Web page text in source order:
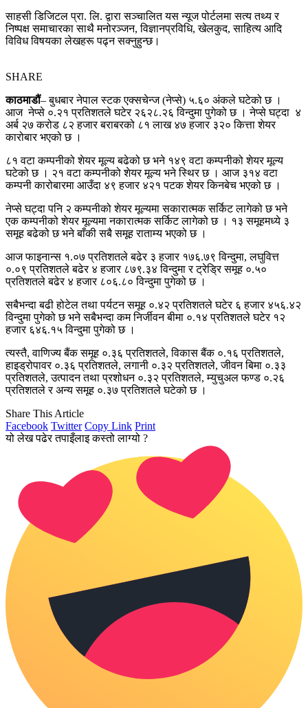
साहसी डिजिटल प्रा. लि. द्वारा सञ्चालित यस न्यूज पोर्टलमा सत्य तथ्य र
निष्पक्ष समाचारका साथै मनोरञ्जन, विज्ञानप्रविधि, खेलकुद, साहित्य आदि
विविध विषयका लेखहरू पढ्न सक्नुहुन्छ।
SHARE
काठमाडौं– बुधबार नेपाल स्टक एक्सचेन्ज (नेप्से) ५.६० अंकले घटेको छ ।
आज नेप्से ०.२१ प्रतिशतले घटेर २६२८.२६ विन्दुमा पुगेको छ । नेप्से घट्दा ४
अर्ब २७ करोड ८२ हजार बराबरको ८१ लाख ४७ हजार ३२० कित्ता शेयर
कारोबार भएको छ ।
८१ वटा कम्पनीको शेयर मूल्य बढेको छ भने १४९ वटा कम्पनीको शेयर मूल्य
घटेको छ । २१ वटा कम्पनीको शेयर मूल्य भने स्थिर छ । आज ३१४ वटा
कम्पनी कारोबारमा आउँदा ४९ हजार ४२१ पटक शेयर किनबेच भएको छ ।
नेप्से घट्दा पनि २ कम्पनीको शेयर मूल्यमा सकारात्मक सर्किट लागेको छ भने
एक कम्पनीको शेयर मूल्यमा नकारात्मक सर्किट लागेको छ । १३ समूहमध्ये ३
समूह बढेको छ भने बाँकी सबै समूह राताम्य भएको छ ।
आज फाइनान्स १.०७ प्रतिशतले बढेर ३ हजार १७६.७९ विन्दुमा, लघुवित्त
०.०९ प्रतिशतले बढेर ४ हजार ८७९.३४ विन्दुमा र ट्रेड्रि समूह ०.५०
प्रतिशतले बढेर ४ हजार ८०६.८० विन्दुमा पुगेको छ ।
सबैभन्दा बढी होटेल तथा पर्यटन समूह ०.४२ प्रतिशतले घटेर ६ हजार ४५६.४२
विन्दुमा पुगेको छ भने सबैभन्दा कम निर्जीवन बीमा ०.१४ प्रतिशतले घटेर १२
हजार ६४६.१५ विन्दुमा पुगेको छ ।
त्यस्तै, वाणिज्य बैंक समूह ०.३६ प्रतिशतले, विकास बैंक ०.१६ प्रतिशतले,
हाइड्रोपावर ०.३६ प्रतिशतले, लगानी ०.३२ प्रतिशतले, जीवन बिमा ०.३३
प्रतिशतले, उत्पादन तथा प्रशोधन ०.३२ प्रतिशतले, म्युचुअल फण्ड ०.२६
प्रतिशतले र अन्य समूह ०.३७ प्रतिशतले घटेको छ ।
Share This Article
Facebook Twitter Copy Link Print
यो लेख पढेर तपाइँलाइ कस्तो लाग्यो ?